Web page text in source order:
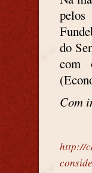
pelos
do
com
Com
http://